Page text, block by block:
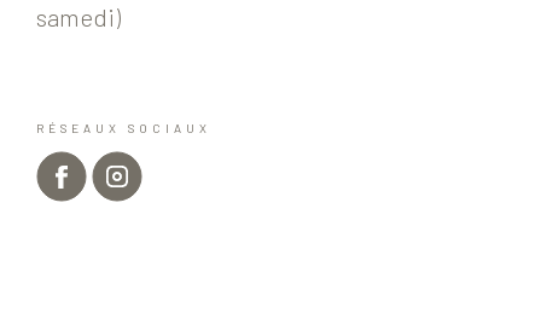
samedi)
RÉSEAUX SOCIAUX